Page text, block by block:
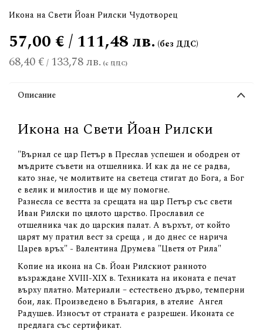
Икона на Свети Йоан Рилски Чудотворец
68,40 €/ 133,78 лв.
57,00 € / 111,48 лв.
Описание
Икона на Свети Йоан Рилски
"Върнал се цар Петър в Преслав успешен и ободрен от
мъдрите съвети на отшелника. И как да не се радва,
като знае, че молитвите на светеца стигат до Бога, а Бог
е велик и милостив и ще му помогне.
Разнесла се вестта за срещата на цар Петър със свети
Иван Рилски по цялото царство. Прославил се
отшелника чак до царския палат. А върхът, от който
царят му пратил вест за среща , и до днес се нарича
Царев връх" - Валентина Друмева "Цветя от Рила"
Копие на икона на Св. Йоан Рилскиот ранното
възраждане XVIII-XIX в. Техниката на иконата е печат
върху платно. Материали – естествено дърво, темперни
бои, лак. Произведено в България, в ателие Ангел
Радушев. Износът от страната е разрешен. Иконата се
предлага със сертификат.